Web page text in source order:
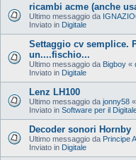
ricambi acme (anche
Ultimo messaggio da
Inviato in Digitale
Settaggio cv semplice.
un....fischio...
Ultimo messaggio da Bigboy «
Inviato in Digitale
Lenz LH100
Ultimo messaggio da jonny58 «
Inviato in Software per il
Decoder sonori Hornby
Ultimo messaggio da Principe
Inviato in Digitale